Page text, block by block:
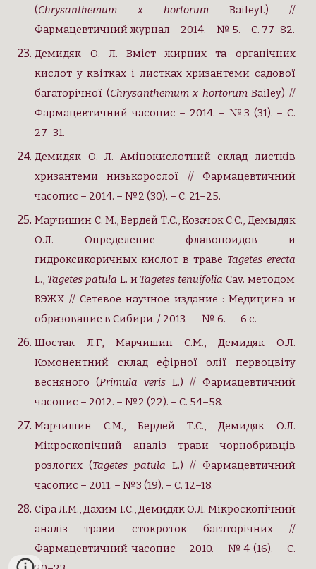
(Chrysanthemum x hortorum Baileyl.) //
Фармацевтичний журнал – 2014. – № 5. – С. 77–82.
Демидяк О. Л. Вміст жирних та органічних
кислот у квітках і листках хризантеми садової
багаторічної (Chrysanthemum x hortorumBailey) //
Фармацевтичний часопис – 2014. – №3 (31). – С.
27–31.
Демидяк О. Л. Амінокислотний склад листків
хризантеми низькорослої // Фармацевтичний
часопис – 2014. – №2 (30). – С. 21–25.
Марчишин C. М., Бердей Т.С., Козачок С.С., Демыдяк
О.Л.
Определение флавоноидов и
гидроксикоричных кислот в траве Tagetes erecta
L., Tagetes patula L. и Tagetes tenuifolia Cav. методом
ВЭЖХ // Сетевое научное издание : Медицина и
образование в Сибири. / 2013. ― № 6. ― 6 с.
Шостак Л.Г, Марчишин С.М., Демидяк О.Л.
Комонентний склад ефірної олії первоцвіту
весняного (Primula veris L.) // Фармацевтичний
часопис – 2012. – №2 (22). – С. 54–58.
Марчишин С.М., Бердей Т.С., Демидяк О.Л.
Мікроскопічний аналіз трави чорнобривців
розлогих (Tagetes patula L.) // Фармацевтичний
часопис – 2011. – №3 (19). – С. 12–18.
Сіра Л.М., Дахим І.С., Демидяк О.Л. Мікроскопічний
аналіз трави стокроток багаторічних //
Фармацевтичний часопис – 2010. – №4 (16). – С.